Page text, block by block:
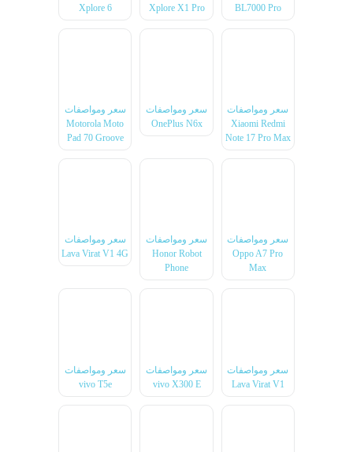
BL7000 Pro
Xplore X1 Pro
Xplore 6
سعر ومواصفات
Xiaomi Redmi
Note 17 Pro Max
سعر ومواصفات
OnePlus N6x
سعر ومواصفات
Motorola Moto
Pad 70 Groove
سعر ومواصفات
Oppo A7 Pro
Max
سعر ومواصفات
Honor Robot
Phone
سعر ومواصفات
Lava Virat V1 4G
سعر ومواصفات
Lava Virat V1
سعر ومواصفات
vivo X300 E
سعر ومواصفات
vivo T5e